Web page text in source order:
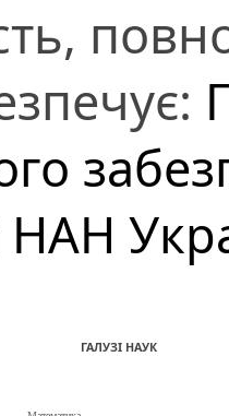
НАН
ГАЛУЗІ НАУК